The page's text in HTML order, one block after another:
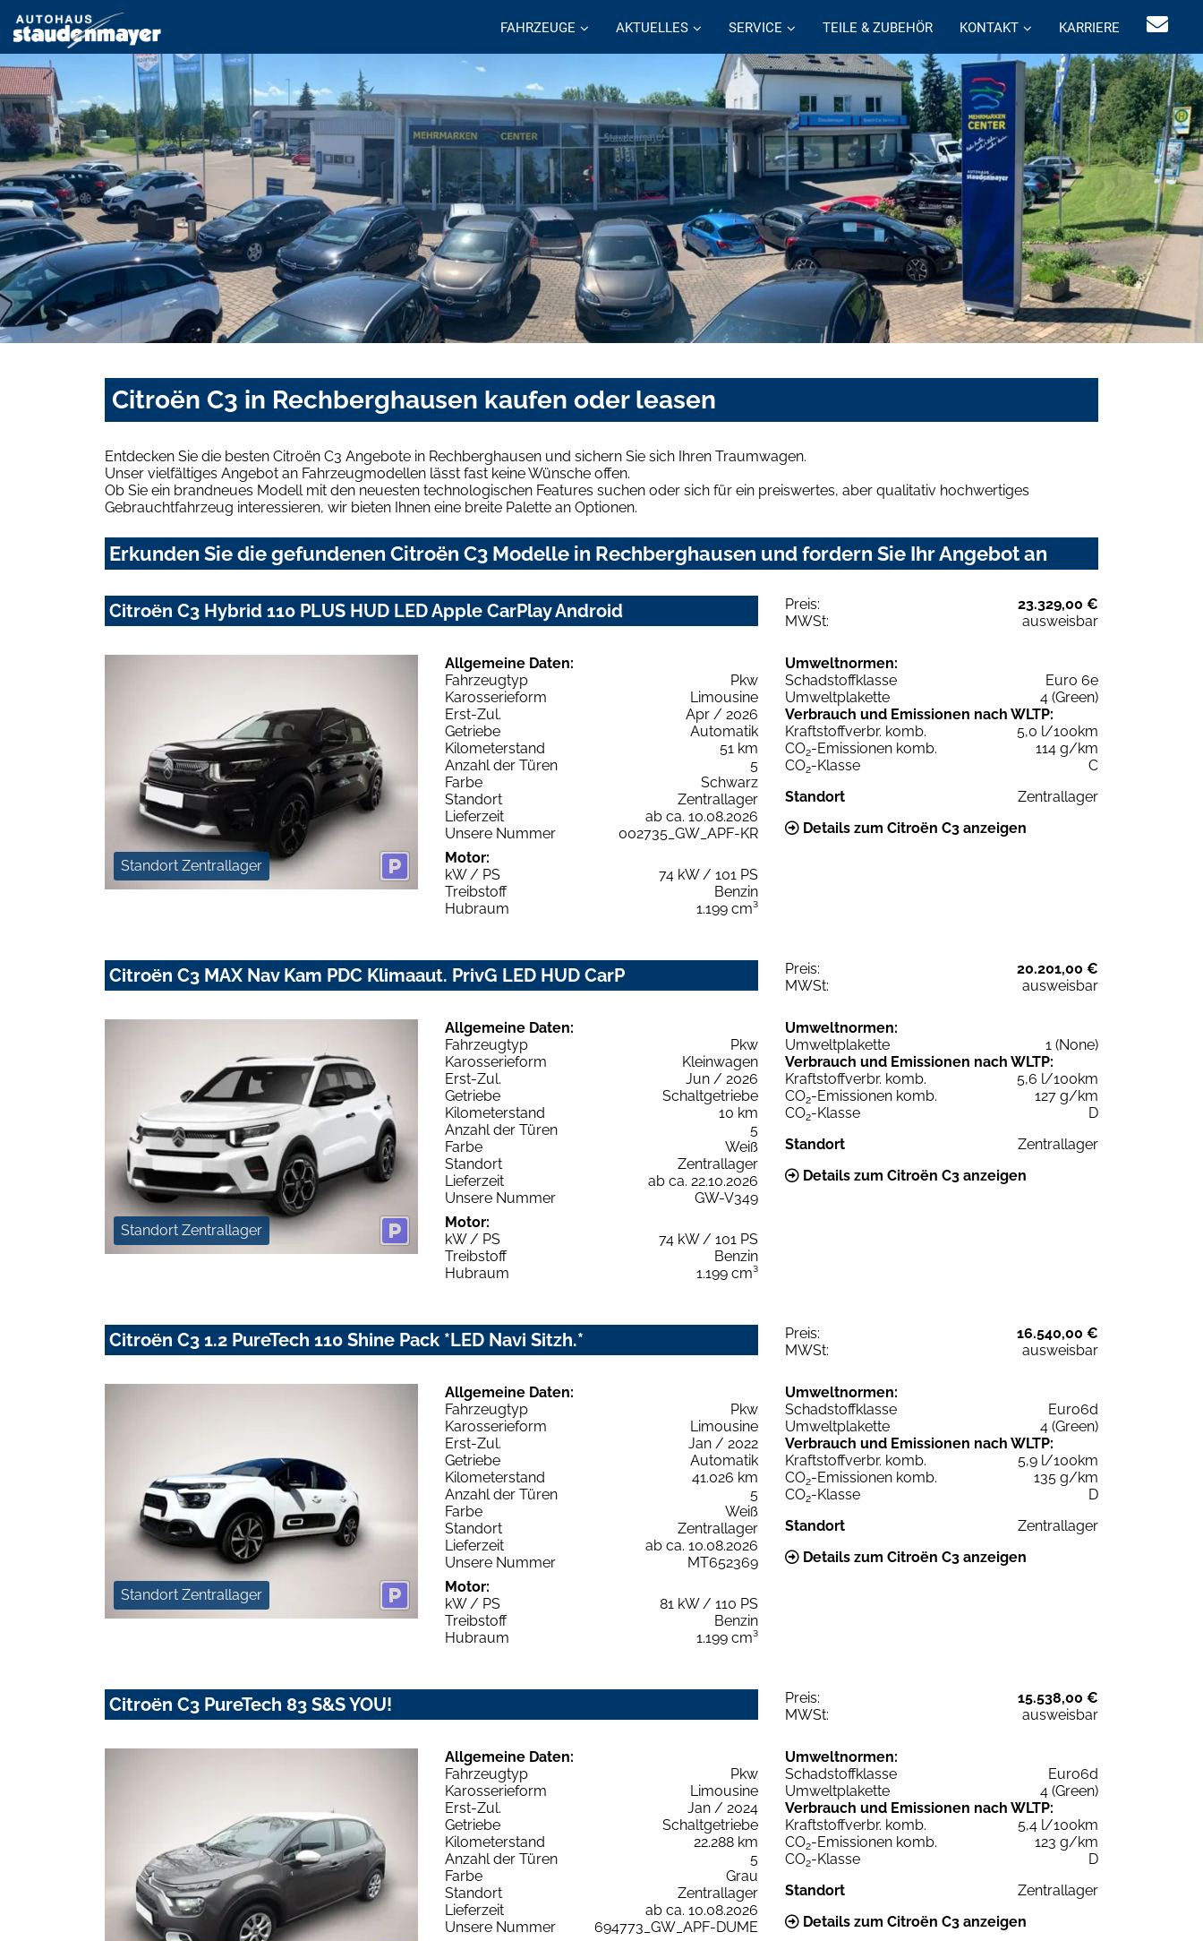
FAHRZEUGE AKTUELLES SERVICE TEILE & ZUBEHÖR KONTAKT KARRIERE
Citroën C3 in Rechberghausen kaufen oder leasen
Entdecken Sie die besten Citroën C3 Angebote in Rechberghausen und sichern Sie sich Ihren Traumwagen.
Unser vielfältiges Angebot an Fahrzeugmodellen lässt fast keine Wünsche offen.
Ob Sie ein brandneues Modell mit den neuesten technologischen Features suchen oder sich für ein preiswertes, aber qualitativ hochwertiges
Gebrauchtfahrzeug interessieren, wir bieten Ihnen eine breite Palette an Optionen.
Erkunden Sie die gefundenen Citroën C3 Modelle in Rechberghausen und fordern Sie Ihr Angebot an
Citroën C3 Hybrid 110 PLUS HUD LED Apple CarPlay Android Preis:
23.329,00 €
MWSt:
ausweisbar
Standort Zentrallager
Allgemeine Daten:
Fahrzeugtyp
Pkw
Karosserieform
Limousine
Erst-Zul.
Apr / 2026
Getriebe
Automatik
Kilometerstand
51 km
Anzahl der Türen
5
Farbe
Schwarz
Standort
Zentrallager
Lieferzeit
ab ca. 10.08.2026
Unsere Nummer
002735_GW_APF-KR
Motor:
kW / PS
74 kW / 101 PS
Treibstoff
Benzin
Hubraum
1.199 cm³
Umweltnormen:
Schadstoffklasse
Euro 6e
Umweltplakette
4 (Green)
Verbrauch und Emissionen nach WLTP:
Kraftstoffverbr. komb.
5,0 l/100km
CO2-Emissionen komb.
114 g/km
CO2-Klasse
C
Standort
Zentrallager
Details zum Citroën C3 anzeigen
Citroën C3 MAX Nav Kam PDC Klimaaut. PrivG LED HUD CarP Preis:
20.201,00 €
MWSt:
ausweisbar
Standort Zentrallager
Allgemeine Daten:
Fahrzeugtyp
Pkw
Karosserieform
Kleinwagen
Erst-Zul.
Jun / 2026
Getriebe
Schaltgetriebe
Kilometerstand
10 km
Anzahl der Türen
5
Farbe
Weiß
Standort
Zentrallager
Lieferzeit
ab ca. 22.10.2026
Unsere Nummer
GW-V349
Motor:
kW / PS
74 kW / 101 PS
Treibstoff
Benzin
Hubraum
1.199 cm³
Umweltnormen:
Umweltplakette
1 (None)
Verbrauch und Emissionen nach WLTP:
Kraftstoffverbr. komb.
5,6 l/100km
CO2-Emissionen komb.
127 g/km
CO2-Klasse
D
Standort
Zentrallager
Details zum Citroën C3 anzeigen
Citroën C3 1.2 PureTech 110 Shine Pack *LED Navi Sitzh.* Preis:
16.540,00 €
MWSt:
ausweisbar
Standort Zentrallager
Allgemeine Daten:
Fahrzeugtyp
Pkw
Karosserieform
Limousine
Erst-Zul.
Jan / 2022
Getriebe
Automatik
Kilometerstand
41.026 km
Anzahl der Türen
5
Farbe
Weiß
Standort
Zentrallager
Lieferzeit
ab ca. 10.08.2026
Unsere Nummer
MT652369
Motor:
kW / PS
81 kW / 110 PS
Treibstoff
Benzin
Hubraum
1.199 cm³
Umweltnormen:
Schadstoffklasse
Euro6d
Umweltplakette
4 (Green)
Verbrauch und Emissionen nach WLTP:
Kraftstoffverbr. komb.
5,9 l/100km
CO2-Emissionen komb.
135 g/km
CO2-Klasse
D
Standort
Zentrallager
Details zum Citroën C3 anzeigen
Citroën C3 PureTech 83 S&S YOU! Preis:
15.538,00 €
MWSt:
ausweisbar
Allgemeine Daten:
Fahrzeugtyp
Pkw
Karosserieform
Limousine
Erst-Zul.
Jan / 2024
Getriebe
Schaltgetriebe
Kilometerstand
22.288 km
Anzahl der Türen
5
Farbe
Grau
Standort
Zentrallager
Lieferzeit
ab ca. 10.08.2026
Unsere Nummer
694773_GW_APF-DUME
Umweltnormen:
Schadstoffklasse
Euro6d
Umweltplakette
4 (Green)
Verbrauch und Emissionen nach WLTP:
Kraftstoffverbr. komb.
5,4 l/100km
CO2-Emissionen komb.
123 g/km
CO2-Klasse
D
Standort
Zentrallager
Details zum Citroën C3 anzeigen